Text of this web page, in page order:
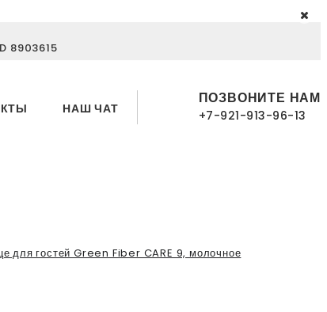
8903615
ПОЗВОНИТЕ НАМ
+7-921-913-96-13
НАШ ЧАТ
для гостей Green Fiber CARE 9, молочное